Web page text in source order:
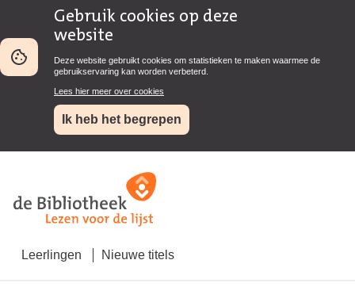
Gebruik cookies op deze
website
Deze website gebruikt cookies om statistieken te maken waarmee de
gebruikservaring kan worden verbeterd.
Lees hier meer over cookies
Ik heb het begrepen
Leerlingen Nieuwe titels